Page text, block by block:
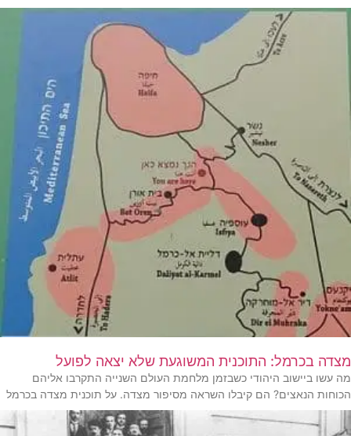
מצדה בכרמל: התוכנית המשוגעת שלא יצאה לפועל
מה עשו ביישוב היהודי כשבזמן מלחמת העולם השנייה התקרבו אליהם
הכוחות הנאצים? הם קיבלו השראה מסיפור מצדה. על תוכנית מצדה בכרמל